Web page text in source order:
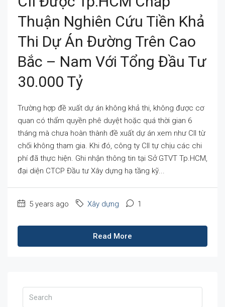
Thuận Nghiên Cứu Tiền Khả
Thi Dự Án Đường Trên Cao
Bắc – Nam Với Tổng Đầu Tư
30.000 Tỷ
Trường hợp đề xuất dự án không khả thi, không được cơ
quan có thẩm quyền phê duyệt hoặc quá thời gian 6
tháng mà chưa hoàn thành đề xuất dự án xem như CII từ
chối không tham gia. Khi đó, công ty CII tự chịu các chi
phí đã thực hiện. Ghi nhận thông tin tại Sở GTVT Tp.HCM,
đại diện CTCP Đầu tư Xây dựng hạ tầng kỹ...
5 years ago Xây dựng 1
Read More